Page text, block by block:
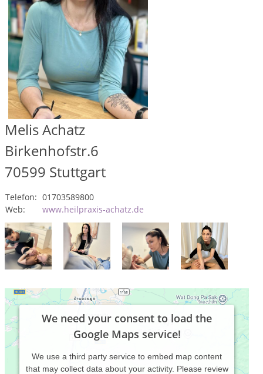
Melis Achatz
Birkenhofstr.6
70599 Stuttgart
Telefon: 01703589800
Web:
www.heilpraxis-achatz.de
We need your consent to load the
Google Maps service!
We use a third party service to embed map content
that may collect data about your activity. Please review